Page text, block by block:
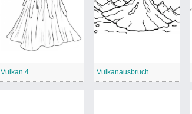
Vulkan 4 Vulkanausbruch